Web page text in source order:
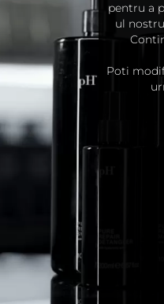
pentru a
ul
Poti